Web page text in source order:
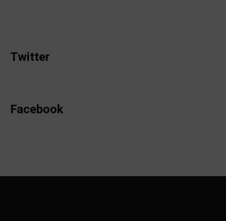
Twitter
Facebook